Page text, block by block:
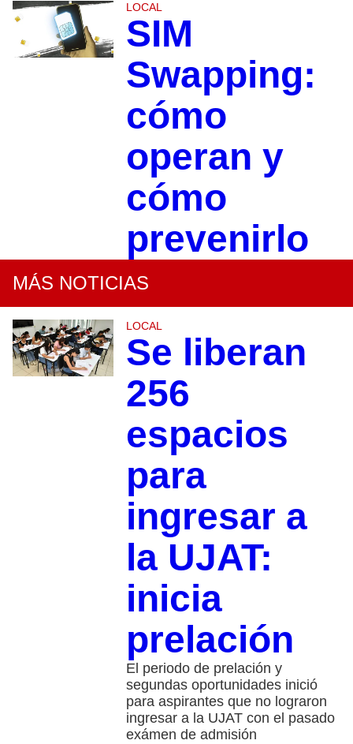
LOCAL
SIM
Swapping:
cómo
operan y
cómo
prevenirlo
MÁS NOTICIAS
LOCAL
Se liberan
256
espacios
para
ingresar a
la UJAT:
inicia
prelación
El periodo de prelación y
segundas oportunidades inició
para aspirantes que no lograron
ingresar a la UJAT con el pasado
exámen de admisión